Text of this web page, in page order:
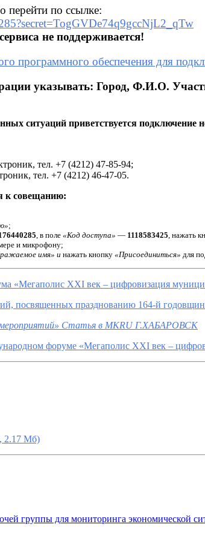
года,
г.
Хабаровск)
перейти по ссылке:
не поддерживается!
программного обеспечения для
указывать: Город, Ф.И.О.
ситуаций приветствуется подключение
тел. +7 (4212) 47-85-94;
тел. +7 (4212) 46-47-05.
к совещанию:
;
, в поле «Код доступа» — 1118583425, нажать
и микрофону;
имя» и нажать кнопку «Присоединиться» для
XXI век – цифровизация
празднованию 164-й годовщины
мероприятий» Статья в МКRU Г.ХАБАРОВСК
форуме «Мегаполис XXI век –
2.17 Мб)
группы для мониторинга экономической